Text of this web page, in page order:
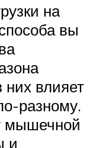
на
вы
влияет
разному.
мышечной
и